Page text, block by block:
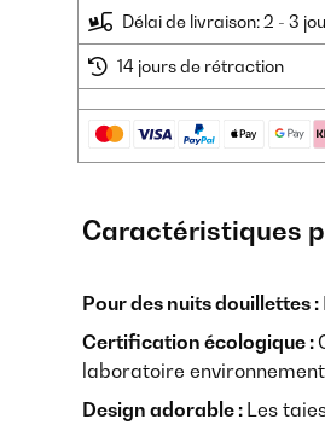
Délai de livraison: 2 - 3
14 jours de rétraction
Caractéristiques
Pour des nuits douillettes :
Certification écologique :
laboratoire
Design adorable : Les